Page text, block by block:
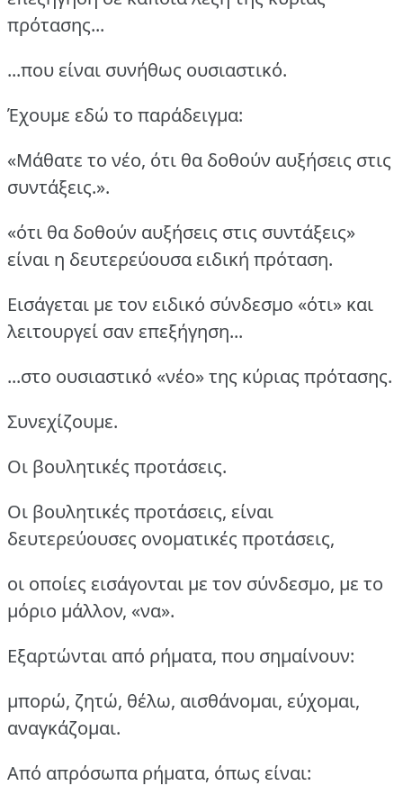
πρότασης...
...που είναι συνήθως ουσιαστικό.
Έχουμε εδώ το παράδειγμα:
«Μάθατε το νέο, ότι θα δοθούν αυξήσεις στις
συντάξεις.».
«ότι θα δοθούν αυξήσεις στις συντάξεις»
είναι η δευτερεύουσα ειδική πρόταση.
Εισάγεται με τον ειδικό σύνδεσμο «ότι» και
λειτουργεί σαν επεξήγηση...
...στο ουσιαστικό «νέο» της κύριας πρότασης.
Συνεχίζουμε.
Οι βουλητικές προτάσεις.
Οι βουλητικές προτάσεις, είναι
δευτερεύουσες ονοματικές προτάσεις,
οι οποίες εισάγονται με τον σύνδεσμο, με το
μόριο μάλλον, «να».
Εξαρτώνται από ρήματα, που σημαίνουν:
μπορώ, ζητώ, θέλω, αισθάνομαι, εύχομαι,
αναγκάζομαι.
Από απρόσωπα ρήματα, όπως είναι: